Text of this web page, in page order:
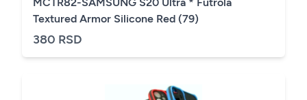
Textured Armor Silicone Red (79)
380 RSD